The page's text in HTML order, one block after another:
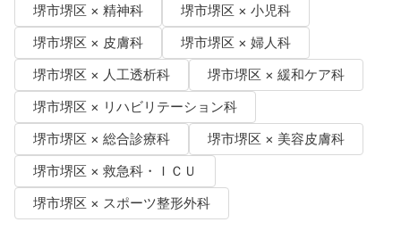
堺市堺区 × 精神科
堺市堺区 × 小児科
堺市堺区 × 皮膚科
堺市堺区 × 婦人科
堺市堺区 × 人工透析科
堺市堺区 × 緩和ケア科
堺市堺区 × リハビリテーション科
堺市堺区 × 総合診療科
堺市堺区 × 美容皮膚科
堺市堺区 × 救急科・ＩＣＵ
堺市堺区 × スポーツ整形外科